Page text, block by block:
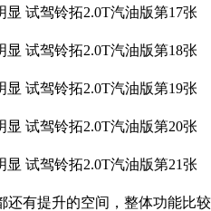
提升的空间，整体功能比较